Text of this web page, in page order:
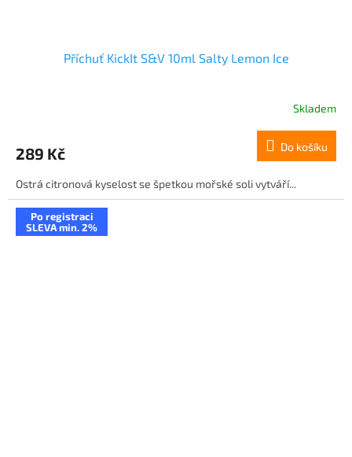
Příchuť KickIt S&V 10ml Salty Lemon Ice
Skladem
289 Kč Do košíku
Ostrá citronová kyselost se špetkou mořské soli vytváří...
Po registraci
SLEVA min. 2%